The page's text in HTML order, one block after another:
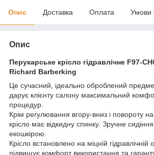
Опис Доставка Оплата Умови
Опис
Перукарське крісло гідравлічне F97-
Richard Barberking
Це сучасний, ідеально оброблений
дарує клієнту салону максимальний
процедур.
Крім регулювання вгору-вниз і повороту на
крісло має відкидну спинку. Зручне
екошкірою.
Крісло встановлено на міцній
підвищує комфорт використання та